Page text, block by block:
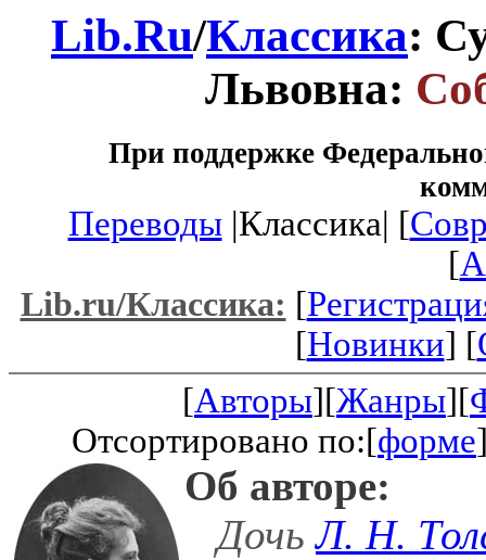
Lib.Ru/Классика:
Львовна:
При поддержке
Переводы|Классика| [
[
Lib.ru/Классика: [
[Новинки] [
[Авторы][Жанры][
Отсортировано по:[форме
Об авторе:
ДочьЛ. Н.